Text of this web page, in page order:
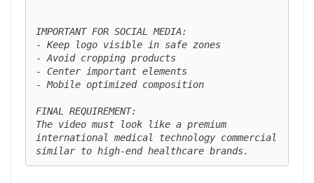
IMPORTANT FOR SOCIAL MEDIA:
- Keep logo visible in safe zones
- Avoid cropping products
- Center important elements
- Mobile optimized composition
FINAL REQUIREMENT:
The video must look like a premium
international medical technology commercial
similar to high-end healthcare brands.